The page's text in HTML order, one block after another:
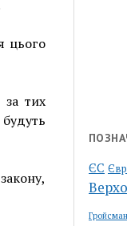
цього
за тих
ЄС
Гройсман